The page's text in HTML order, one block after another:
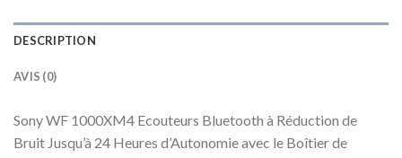
DESCRIPTION
AVIS (0)
Sony WF 1000XM4 Ecouteurs Bluetooth à Réduction de
Bruit Jusqu’à 24 Heures d’Autonomie avec le Boîtier de